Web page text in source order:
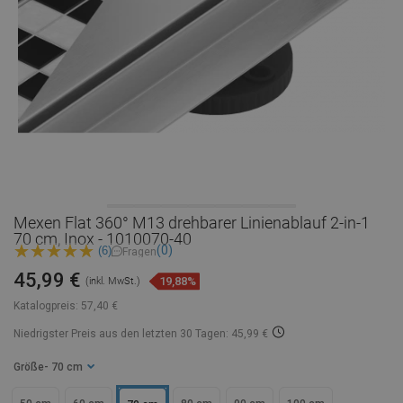
Mexen Flat 360° M13 drehbarer Linienablauf 2-in-1
70 cm, Inox - 1010070-40
(6) Fragen(0)
Katalogpreis: 57,40 €
45,99 € (inkl. MwSt.) 19,88%
Niedrigster Preis aus den letzten 30 Tagen: 45,99 €
Größe - 70 cm